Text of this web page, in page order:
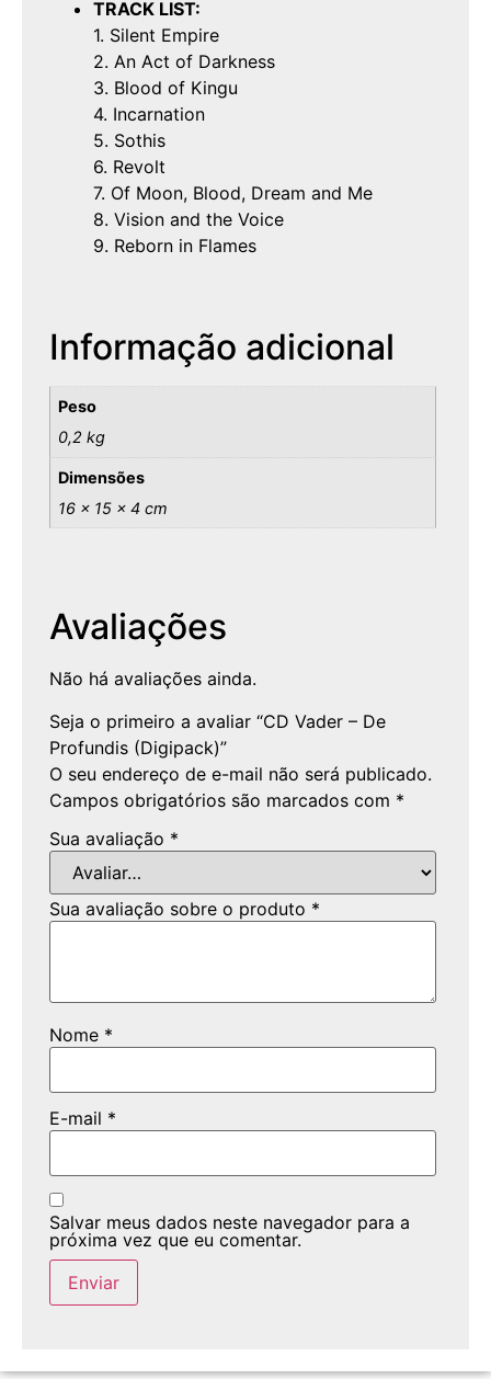
TRACK LIST:
1. Silent Empire
2. An Act of Darkness
3. Blood of Kingu
4. Incarnation
5. Sothis
6. Revolt
7. Of Moon, Blood, Dream and Me
8. Vision and the Voice
9. Reborn in Flames
Informação adicional
Peso
0,2 kg
Dimensões
16 × 15 × 4 cm
Avaliações
Não há avaliações ainda.
Seja o primeiro a avaliar “CD Vader – De
Profundis (Digipack)”
O seu endereço de e-mail não será publicado.
Campos obrigatórios são marcados com *
Sua avaliação *
Sua avaliação sobre o produto *
Nome *
E-mail *
Salvar meus dados neste navegador para a
próxima vez que eu comentar.